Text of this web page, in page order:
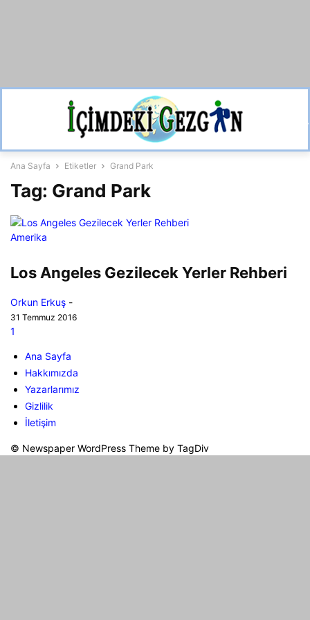
Ana Sayfa Etiketler Grand Park
Tag: Grand Park
Amerika
Los Angeles Gezilecek Yerler Rehberi
Orkun Erkuş -
31 Temmuz 2016
1
Ana Sayfa
Hakkımızda
Yazarlarımız
Gizlilik
İletişim
© Newspaper WordPress Theme by TagDiv